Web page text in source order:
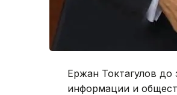
Ержан Токтагулов
информации и